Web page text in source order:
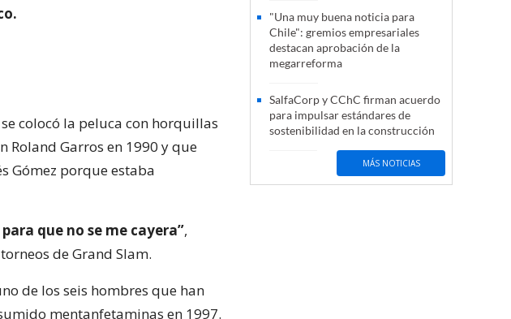
colocó la peluca con horquillas
Garros en 1990 y que
Gómez porque estaba
que no se me cayera”,
de Grand Slam.
de los seis hombres que han
mentanfetaminas en 1997.
"Una muy buena noticia para
Chile": gremios empresariales
destacan aprobación de la
megarreforma
SalfaCorp y CChC firman acuerdo
para impulsar estándares de
sostenibilidad en la construcción
MÁS NOTICIAS